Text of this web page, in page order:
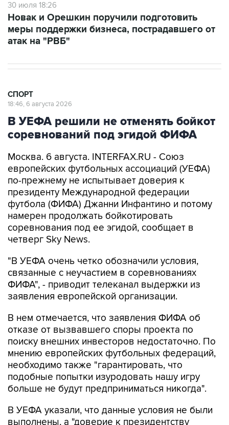
30 июля 18:26
Новак и Орешкин поручили подготовить
меры поддержки бизнеса, пострадавшего от
атак на "РВБ"
СПОРТ
18:46, 6 августа 2026
В УЕФА решили не отменять бойкот
соревнований под эгидой ФИФА
Москва. 6 августа. INTERFAX.RU - Союз
европейских футбольных ассоциаций (УЕФА)
по-прежнему не испытывает доверия к
президенту Международной федерации
футбола (ФИФА) Джанни Инфантино и потому
намерен продолжать бойкотировать
соревнования под ее эгидой, сообщает в
четверг Sky News.
"В УЕФА очень четко обозначили условия,
связанные с неучастием в соревнованиях
ФИФА", - приводит телеканал выдержки из
заявления европейской организации.
В нем отмечается, что заявления ФИФА об
отказе от вызвавшего споры проекта по
поиску внешних инвесторов недостаточно. По
мнению европейских футбольных федераций,
необходимо также "гарантировать, что
подобные попытки изуродовать нашу игру
больше не будут предприниматься никогда".
В УЕФА указали, что данные условия не были
выполнены, а "доверие к президентству